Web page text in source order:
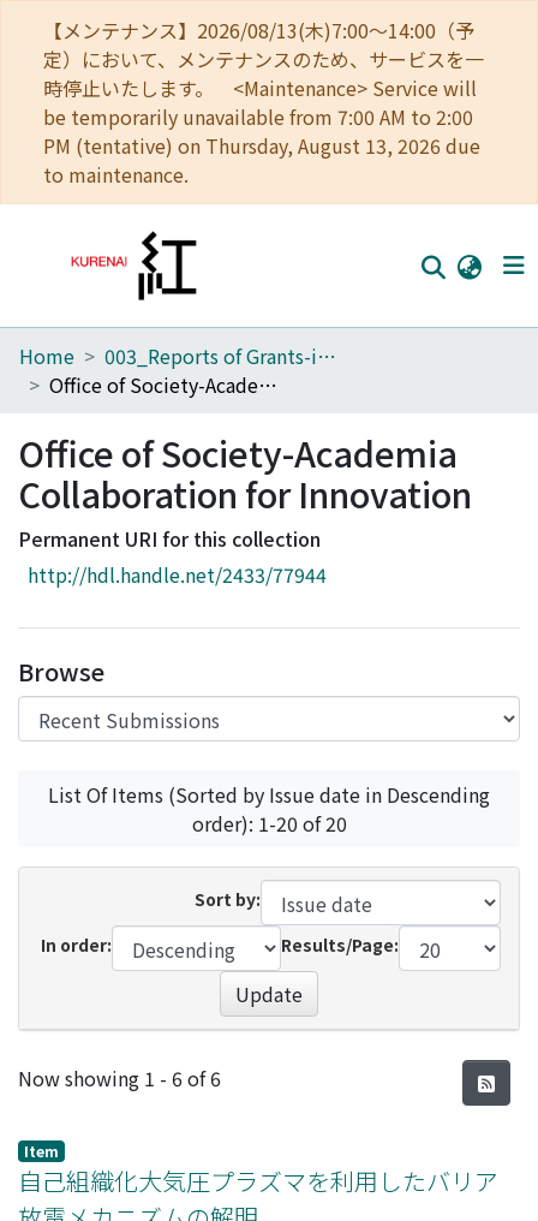
【メンテナンス】2026/08/13(木)7:00～14:00（予
定）において、メンテナンスのため、サービスを一
時停止いたします。 <Maintenance> Service will
be temporarily unavailable from 7:00 AM to 2:00
PM (tentative) on Thursday, August 13, 2026 due
to maintenance.
Home
Browse
Download Ranking
Access Statistics
Home
003_Reports of Grants-in-Aid for Scientific Research
Office of Society-Academia Collaboration for Innovation
Office of Society-Academia
Collaboration for Innovation
Permanent URI for this collection
http://hdl.handle.net/2433/77944
Browse
List Of Items (Sorted by Issue date in Descending
order): 1-20 of 20
Sort by:
In order:
Results/Page:
Update
Recent Submissions
Now showing 1 - 6 of 6
Item
自己組織化大気圧プラズマを利用したバリア